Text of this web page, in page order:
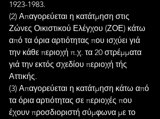
1923-1983.
(2) Απαγορεύεται η κατάτμηση στις
Ζώνες Οικιστικού Ελέγχου (ΖΟΕ) κάτω
από τα όρια αρτιότητας που ισχύει γιά
την κάθε περιοχή π.χ. τα 20 στρέμματα
γιά την εκτός σχεδίου περιοχή τής
Αττικής.
(3) Απαγορεύεται η κατάτμηση κάτω από
τα όρια αρτιότητας σε περιοχές που
έχουν προσδιοριστή σύμφωνα με το